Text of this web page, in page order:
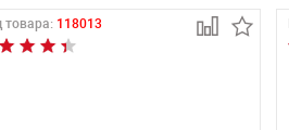
товара: 118013